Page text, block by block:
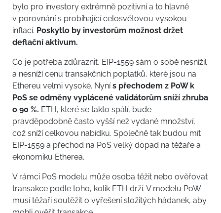
bylo pro investory extrémně pozitivní a to hlavně
v porovnání s probíhající celosvětovou vysokou
inflací. Poskytlo by investorům možnost držet
deflační aktivum.
Co je potřeba zdůraznit, EIP-1559 sám o sobě nesnížil
a nesníží cenu transakčních poplatků, které jsou na
Ethereu velmi vysoké. Nynís přechodem z PoW k
PoS se odměny vyplácené validátorům sníží zhruba
o 90 %. ETH, které se takto spálí, bude
pravděpodobně často vyšší než vydané množství,
což sníží celkovou nabídku. Společně tak budou mít
EIP-1559 a přechod na PoS velký dopad na těžaře a
ekonomiku Etherea.
V rámci PoS modelu může osoba těžit nebo ověřovat
transakce podle toho, kolik ETH drží. V modelu PoW
musí těžaři soutěžit o vyřešení složitých hádanek, aby